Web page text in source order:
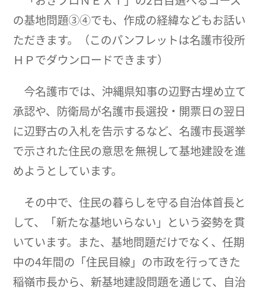
の基地問題③④でも、作成の経緯などもお話い
ただきます。（このパンフレットは名護市役所
ＨＰでダウンロードできます）
今名護市では、沖縄県知事の辺野古埋め立て
承認や、防衛局が名護市長選投・開票日の翌日
に辺野古の入札を告示するなど、名護市長選挙
で示された住民の意思を無視して基地建設を進
めようとしています。
その中で、住民の暮らしを守る自治体首長と
して、「新たな基地いらない」という姿勢を貫
いています。また、基地問題だけでなく、任期
中の4年間の「住民目線」の市政を行ってきた
稲嶺市長から、新基地建設問題を通じて、自治